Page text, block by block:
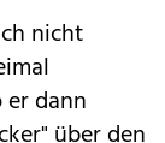
nicht
dann